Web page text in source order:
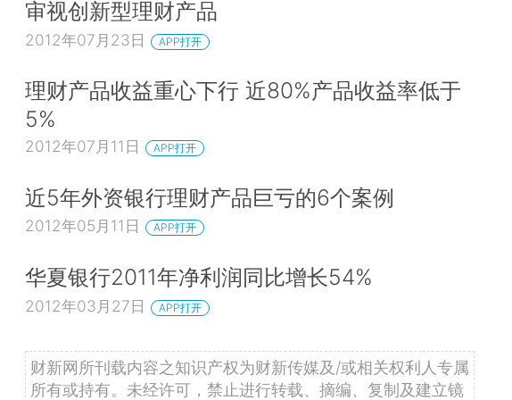
审视创新型理财产品
2012年07月23日 APP打开
理财产品收益重心下行 近80%产品收益率低于
5%
2012年07月11日 APP打开
近5年外资银行理财产品巨亏的6个案例
2012年05月11日 APP打开
华夏银行2011年净利润同比增长54%
2012年03月27日 APP打开
财新网所刊载内容之知识产权为财新传媒及/或相关权利人专属
所有或持有。未经许可，禁止进行转载、摘编、复制及建立镜